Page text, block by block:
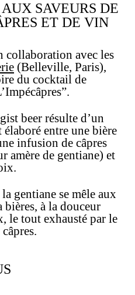
SAVEURS DE
ET DE VIN
collaboration avec les
(Belleville, Paris),
du cocktail de
beer résulte d’un
entre une bière
infusion de câpres
amère de gentiane) et
gentiane se mêle aux
bières, à la douceur
le tout exhausté par le